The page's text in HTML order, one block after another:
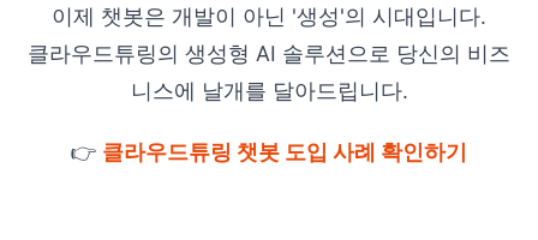
이제 챗봇은 개발이 아닌 '생성'의 시대입니다.
클라우드튜링의 생성형 AI 솔루션으로 당신의 비즈
니스에 날개를 달아드립니다.
👉 클라우드튜링 챗봇 도입 사례 확인하기